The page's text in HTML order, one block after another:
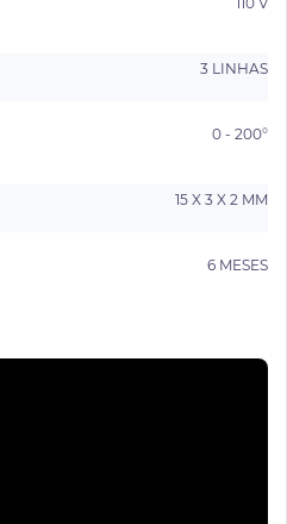
3 LINHAS
0 - 200°
15 X 3 X 2 MM
6 MESES